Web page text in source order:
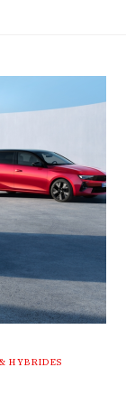
HYBRIDES